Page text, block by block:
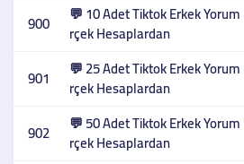
900 💬 10 Adet Tiktok Erkek Yorum
rçek Hesaplardan
901 💬 25 Adet Tiktok Erkek Yorum
rçek Hesaplardan
902 💬 50 Adet Tiktok Erkek Yorum
rçek Hesaplardan